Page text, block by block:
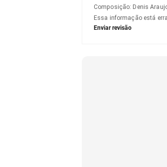
Composição: Denis
Essa informação está
Enviar revisão